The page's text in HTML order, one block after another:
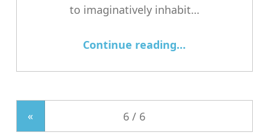
to imaginatively inhabit…
Continue reading…
«